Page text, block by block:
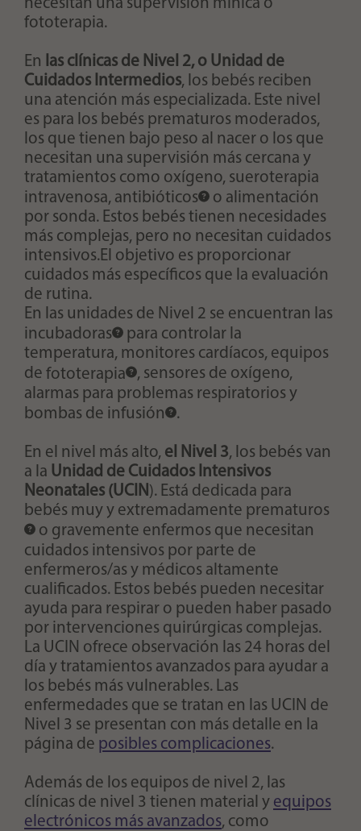
necesitan una supervisión mínica o
fototerapia.
En las clínicas de Nivel 2, o Unidad de
Cuidados Intermedios, los bebés reciben
una atención más especializada. Este nivel
es para los bebés prematuros moderados,
los que tienen bajo peso al nacer o los que
necesitan una supervisión más cercana y
tratamientos como oxígeno, sueroterapia
intravenosa, antibióticos
o alimentación
por sonda. Estos bebés tienen necesidades
más complejas, pero no necesitan cuidados
intensivos.El objetivo es proporcionar
cuidados más específicos que la evaluación
de rutina.
En las unidades de Nivel 2 se encuentran las
incubadoras
para controlar la
temperatura, monitores cardíacos, equipos
de fototerapia
, sensores de oxígeno,
alarmas para problemas respiratorios y
bombas de infusión
.
En el nivel más alto, el Nivel 3, los bebés van
a la Unidad de Cuidados Intensivos
Neonatales (UCIN). Está dedicada para
bebés muy y extremadamente prematuros
o gravemente enfermos que necesitan
cuidados intensivos por parte de
enfermeros/as y médicos altamente
cualificados. Estos bebés pueden necesitar
ayuda para respirar o pueden haber pasado
por intervenciones quirúrgicas complejas.
La UCIN ofrece observación las 24 horas del
día y tratamientos avanzados para ayudar a
los bebés más vulnerables. Las
enfermedades que se tratan en las UCIN de
Nivel 3 se presentan con más detalle en la
página de posibles complicaciones.
Además de los equipos de nivel 2, las
clínicas de nivel 3 tienen material y equipos
electrónicos más avanzados, como